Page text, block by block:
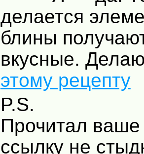
делается
блины
вкусные.
этому рецепту
P.S.
Прочитал
ссылку не